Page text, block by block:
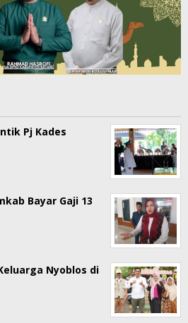
Pj Kades
Bayar Gaji 13
Nyoblos di